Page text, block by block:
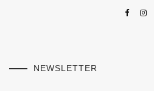
NEWSLETTER